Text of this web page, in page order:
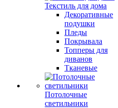
Текстиль для дома
Декоративные
подушки
Пледы
Покрывала
Топперы для
диванов
Тканевые
Потолочные
светильники